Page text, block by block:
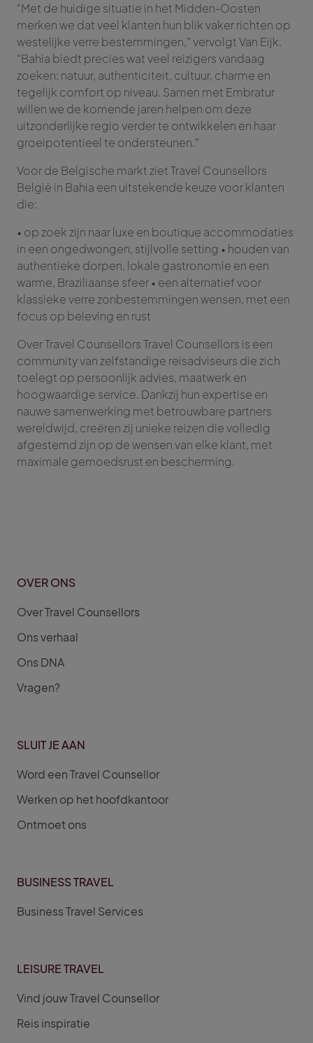
“Met de huidige situatie in het Midden-Oosten
merken we dat veel klanten hun blik vaker richten op
westelijke verre bestemmingen,” vervolgt Van Eijk.
“Bahia biedt precies wat veel reizigers vandaag
zoeken: natuur, authenticiteit, cultuur, charme en
tegelijk comfort op niveau. Samen met Embratur
willen we de komende jaren helpen om deze
uitzonderlijke regio verder te ontwikkelen en haar
groeipotentieel te ondersteunen.”
Voor de Belgische markt ziet Travel Counsellors
België in Bahia een uitstekende keuze voor klanten
die:
• op zoek zijn naar luxe en boutique accommodaties
in een ongedwongen, stijlvolle setting • houden van
authentieke dorpen, lokale gastronomie en een
warme, Braziliaanse sfeer • een alternatief voor
klassieke verre zonbestemmingen wensen, met een
focus op beleving en rust
Over Travel Counsellors Travel Counsellors is een
community van zelfstandige reisadviseurs die zich
toelegt op persoonlijk advies, maatwerk en
hoogwaardige service. Dankzij hun expertise en
nauwe samenwerking met betrouwbare partners
wereldwijd, creëren zij unieke reizen die volledig
afgestemd zijn op de wensen van elke klant, met
maximale gemoedsrust en bescherming.
OVER ONS
Over Travel Counsellors
Ons verhaal
Ons DNA
Vragen?
SLUIT JE AAN
Word een Travel Counsellor
Werken op het hoofdkantoor
Ontmoet ons
BUSINESS TRAVEL
Business Travel Services
LEISURE TRAVEL
Vind jouw Travel Counsellor
Reis inspiratie